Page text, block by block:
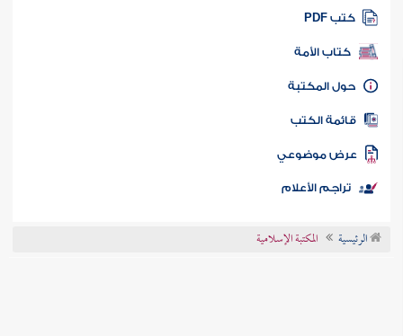
كتب PDF
كتاب الأمة
المكتبة
الكتب
موضوعي
تراجم الأعلام
الرئيسية المكتبة الإسلامية